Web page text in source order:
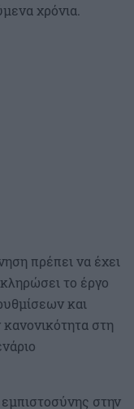
χρόνια.
πρέπει να έχει
το έργο
και
στη
στην